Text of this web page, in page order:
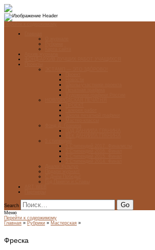
Search
Меню
Перейти к содержимому
Главная » Рубрики » Мастерская »
Фреска